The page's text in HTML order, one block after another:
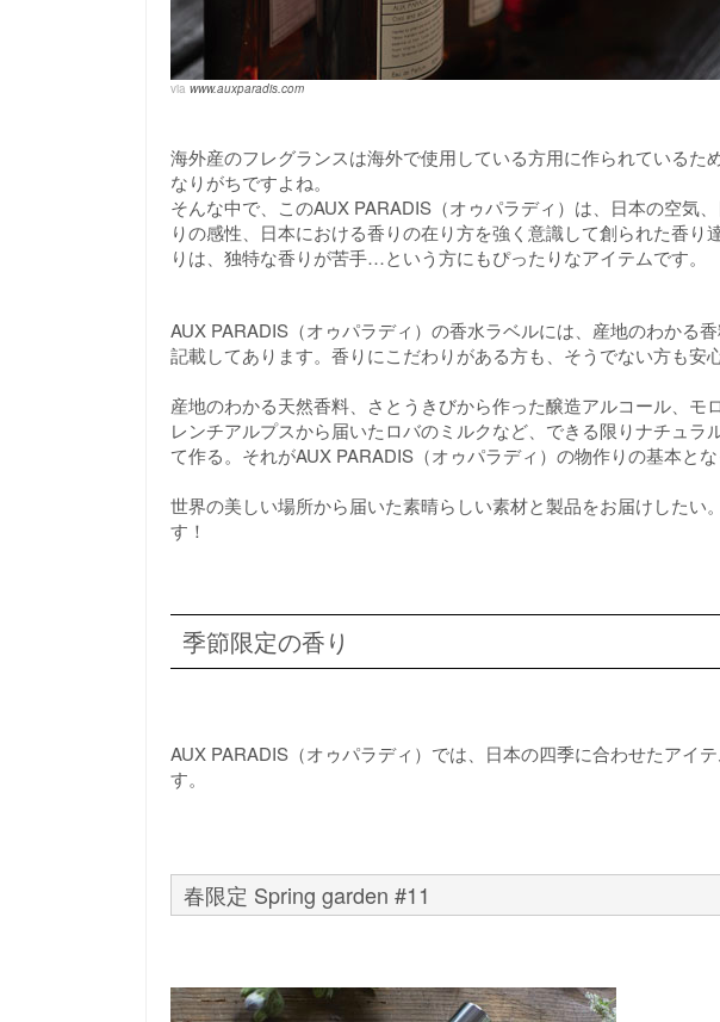
via www.auxparadis.com
海外産のフレグランスは海外で使用している方用に作られているた
なりがちですよね。
そんな中で、このAUX PARADIS（オゥパラディ）は、日本の空気
りの感性、日本における香りの在り方を強く意識して創られた香り
りは、独特な香りが苦手…という方にもぴったりなアイテムです。
AUX PARADIS（オゥパラディ）の香水ラベルには、産地のわかる
記載してあります。香りにこだわりがある方も、そうでない方も安
産地のわかる天然香料、さとうきびから作った醸造アルコール、モ
レンチアルプスから届いたロバのミルクなど、できる限りナチュラ
て作る。それがAUX PARADIS（オゥパラディ）の物作りの基本とな
世界の美しい場所から届いた素晴らしい素材と製品をお届けしたい
す！
季節限定の香り
AUX PARADIS（オゥパラディ）では、日本の四季に合わせたアイ
す。
春限定 Spring garden #11